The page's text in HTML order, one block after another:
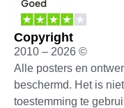
Copyright
2010 – 2026 ©
Alle posters en
beschermd. Het is
toestemming te